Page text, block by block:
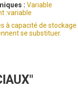
:Variable
:variable
à capacité de
se substituer.